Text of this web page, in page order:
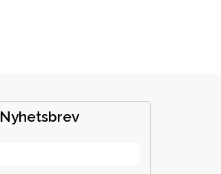
Nyhetsbrev